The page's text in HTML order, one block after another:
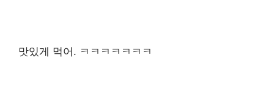
맛있게 먹어. ㅋㅋㅋㅋㅋㅋㅋ